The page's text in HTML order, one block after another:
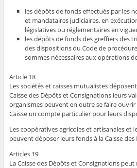
les dépôts de fonds effectués par les
et mandataires judiciaires, en
législatives ou réglementaires en
les dépôts de fonds des greffiers des
des dispositions du Code de
sommes nécessaires aux opérations
Article 18
Les sociétés et caisses mutualistes
Caisse des Dépôts et Consignations leurs
organismes peuvent en outre se faire ouvrir
Caisse un compte particulier pour leurs
Les coopératives agricoles et artisanales et
peuvent déposer leurs fonds à la Caisse
Articles 19
La Caisse des Dépôts et Consignations